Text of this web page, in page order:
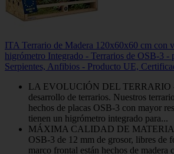
ITA Terrario de Madera 120x60x60 cm con
higrómetro Integrado - Terrarios de OSB-3 -
Serpientes, Anfibios - Producto UE,
LA EVOLUCIÓN DEL TERRARIO -
desarrollo de terrarios. Nuestros
hechos de placas OSB-3 con mayor
tienen un higrómetro integrado para...
MÁXIMA CALIDAD DE
OSB-3 de 12 mm de grosor, libres de
marco frontal están hechos de madera